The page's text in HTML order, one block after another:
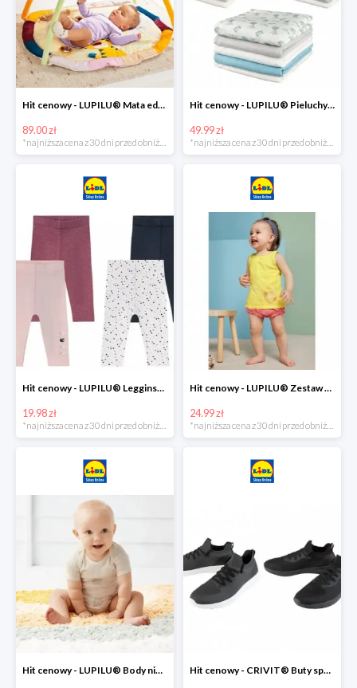
Hit cenowy - LUPILU® Mata edukacyjna dla niemowląt, 1 sztuka
89.00 zł
*najniższa cena z 30 dni przed obniżką
Hit cenowy - LUPILU® Pieluchy tetrowe 80x80 cm, z biobawełny, 5 sztuk
49.99 zł
*najniższa cena z 30 dni przed obniżką
Hit cenowy - LUPILU® Legginsy niemowlęce z biobawełną, 2 pary
19.98 zł
Hit cenowy - LUPILU® Zestaw dziecięcy z biobawełny (body + koszulka + spodenki), 1 komplet
24.99 zł
Hit cenowy - LUPILU® Body niemowlęce z biobawełny, z krótkim rękawem, 5 sztuk Hit cenowy - CRIVIT® Buty sportowe chłopięce WellWalk, 1 para